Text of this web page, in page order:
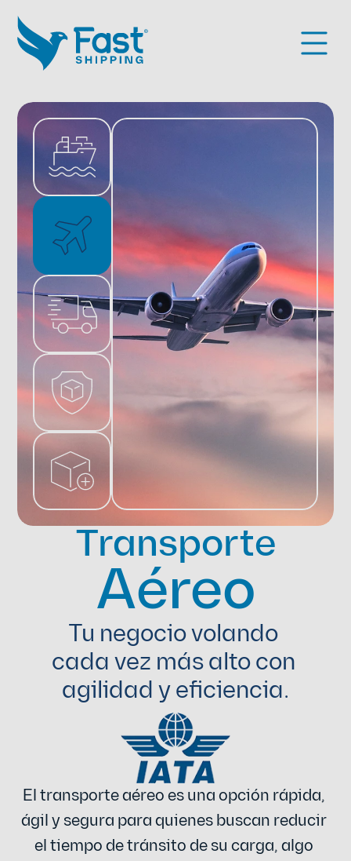
Transporte
Aéreo
Tu negocio volando
cada vez más alto con
agilidad y eficiencia.
El transporte aéreo es una opción rápida,
ágil y segura para quienes buscan reducir
el tiempo de tránsito de su carga, algo